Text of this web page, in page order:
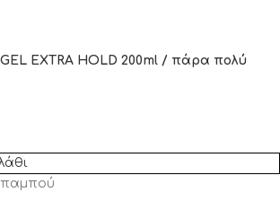
GEL EXTRA HOLD 200ml / πάρα πολύ